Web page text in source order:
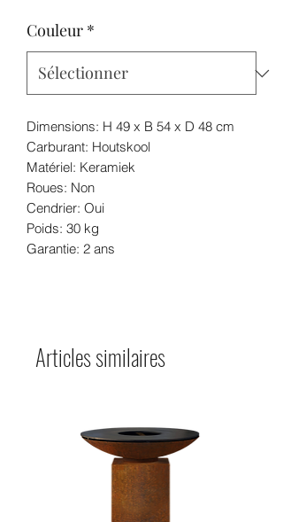
Couleur *
Dimensions: H 49 x B 54 x D 48 cm
Carburant: Houtskool
Matériel: Keramiek
Roues: Non
Cendrier: Oui
Poids: 30 kg
Garantie: 2 ans
Articles similaires